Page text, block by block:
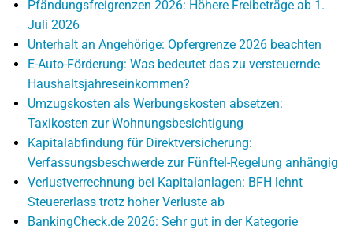
Pfändungsfreigrenzen 2026: Höhere Freibeträge ab 1.
Juli 2026
Unterhalt an Angehörige: Opfergrenze 2026 beachten
E-Auto-Förderung: Was bedeutet das zu versteuernde
Haushaltsjahreseinkommen?
Umzugskosten als Werbungskosten absetzen:
Taxikosten zur Wohnungsbesichtigung
Kapitalabfindung für Direktversicherung:
Verfassungsbeschwerde zur Fünftel-Regelung anhängig
Verlustverrechnung bei Kapitalanlagen: BFH lehnt
Steuererlass trotz hoher Verluste ab
BankingCheck.de 2026: Sehr gut in der Kategorie